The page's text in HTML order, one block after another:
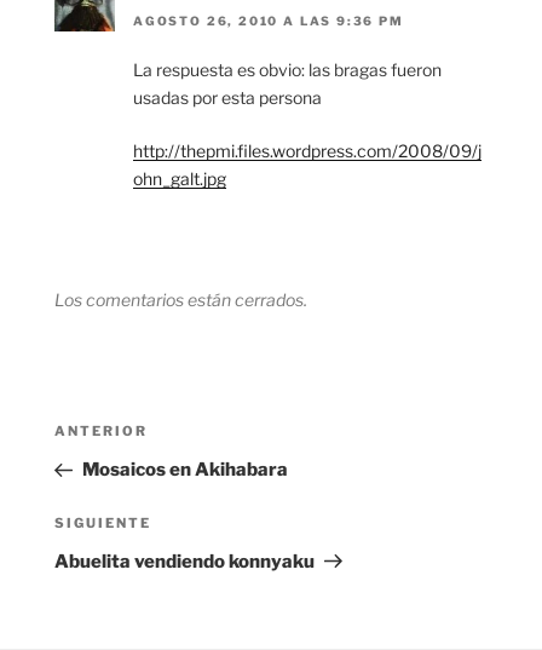
AGOSTO 26, 2010 A LAS 9:36 PM
La respuesta es obvio: las bragas fueron
usadas por esta persona
http://thepmi.files.wordpress.com/2008/09/j
ohn_galt.jpg
Los comentarios están cerrados.
Navegación
entradas
Entrada
anterior:
ANTERIOR
Mosaicos en Akihabara
Siguiente
entrada
SIGUIENTE
Abuelita vendiendo konnyaku